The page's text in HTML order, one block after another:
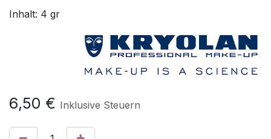
Inhalt: 4 gr
6,50 € Inklusive Steuern